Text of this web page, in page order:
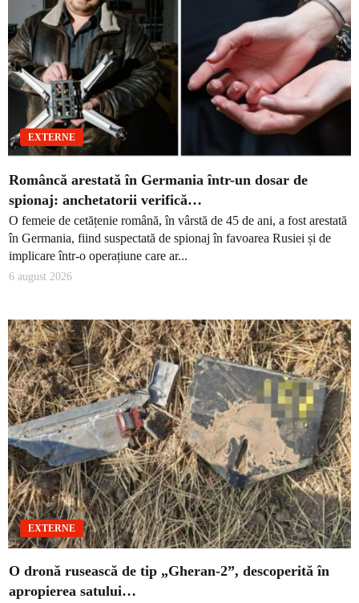
EXTERNE
Româncă arestată în Germania într-un dosar de
spionaj: anchetatorii verifică…
O femeie de cetățenie română, în vârstă de 45 de ani, a fost arestată
în Germania, fiind suspectată de spionaj în favoarea Rusiei și de
implicare într-o operațiune care ar...
6 august 2026
EXTERNE
O dronă rusească de tip „Gheran-2”, descoperită în
apropierea satului…